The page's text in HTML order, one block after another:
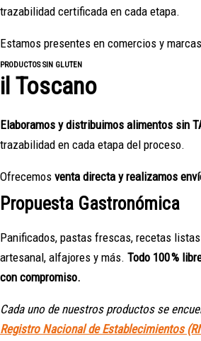
trazabilidad certificada en cada etapa.
Estamos presentes en comercios y
PRODUCTOS SIN GLUTEN
il Toscano
Elaboramos y distribuimos alimentos sin
trazabilidad en cada etapa del proceso.
Ofrecemos venta directa y realizamos
Propuesta Gastronómica
Panificados, pastas frescas, recetas
artesanal, alfajores y más. Todo 100 %
con compromiso.
Cada uno de nuestros productos se
Registro Nacional de Establecimientos